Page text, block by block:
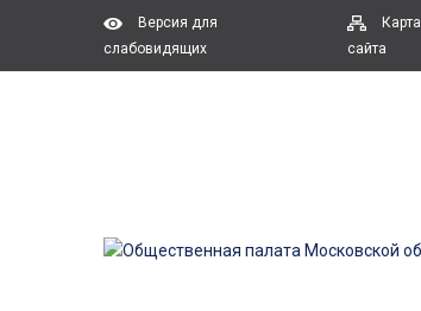
Версия для
слабовидящих
Карта
сайта